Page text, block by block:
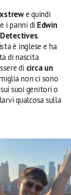
e quindi
i panni di Edwin
.
è inglese e ha
di nascita
di circa un
non ci sono
suoi genitori o
qualcosa sulla